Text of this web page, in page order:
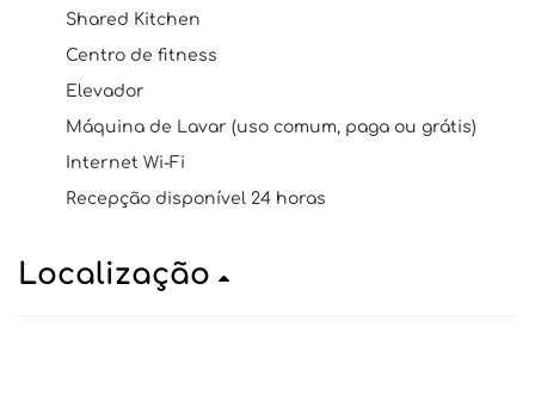
Shared Kitchen
Centro de fitness
Elevador
Máquina de Lavar (uso comum, paga ou grátis)
Internet Wi-Fi
Recepção disponível 24 horas
Localização